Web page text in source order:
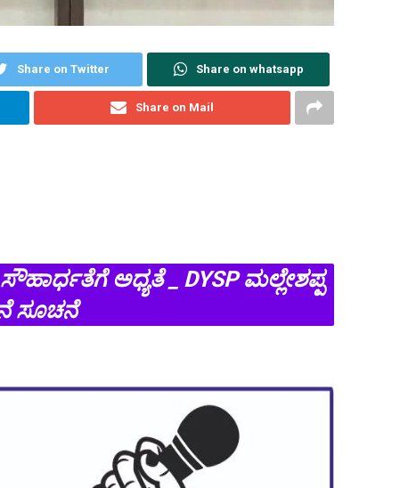
Share on Twitter Share on whatsapp
Share on Mail
ಅ‍ಧ್ಯತೆ _ DYSP ಮಲ್ಲೇಶಪ್ಪ
ಸೂಚನೆ